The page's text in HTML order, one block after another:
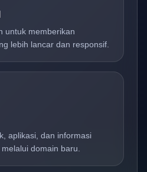
untuk memberikan
lebih lancar dan responsif.
aplikasi, dan informasi
domain baru.